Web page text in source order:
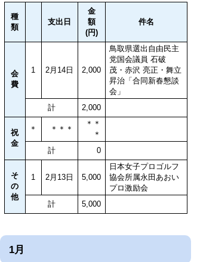
種
類
支出日
金
額
(円)
件名
会
費
1 2月14日 2,000
鳥取県選出自由民主
党国会議員 石破
茂・赤沢 亮正・舞立
昇治「合同新春懇談
会」
計
2,000
祝
金
＊ ＊＊＊
＊＊
＊
計
0
そ
の
他
1 2月13日 5,000
日本女子プロゴルフ
協会所属永田あおい
プロ激励会
計
5,000
1月